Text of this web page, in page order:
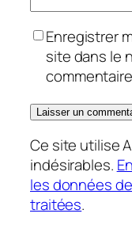
Enregistrer
site dans le
Ce site utilise
indésirables.
les données
traitées.